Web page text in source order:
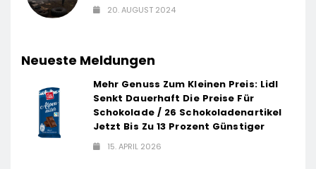
20. AUGUST 2024
Neueste Meldungen
Mehr Genuss Zum Kleinen Preis: Lidl
Senkt Dauerhaft Die Preise Für
Schokolade / 26 Schokoladenartikel
Jetzt Bis Zu 13 Prozent Günstiger
15. APRIL 2026